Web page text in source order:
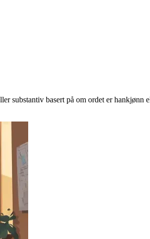
substantiv basert på om ordet er hankjønn